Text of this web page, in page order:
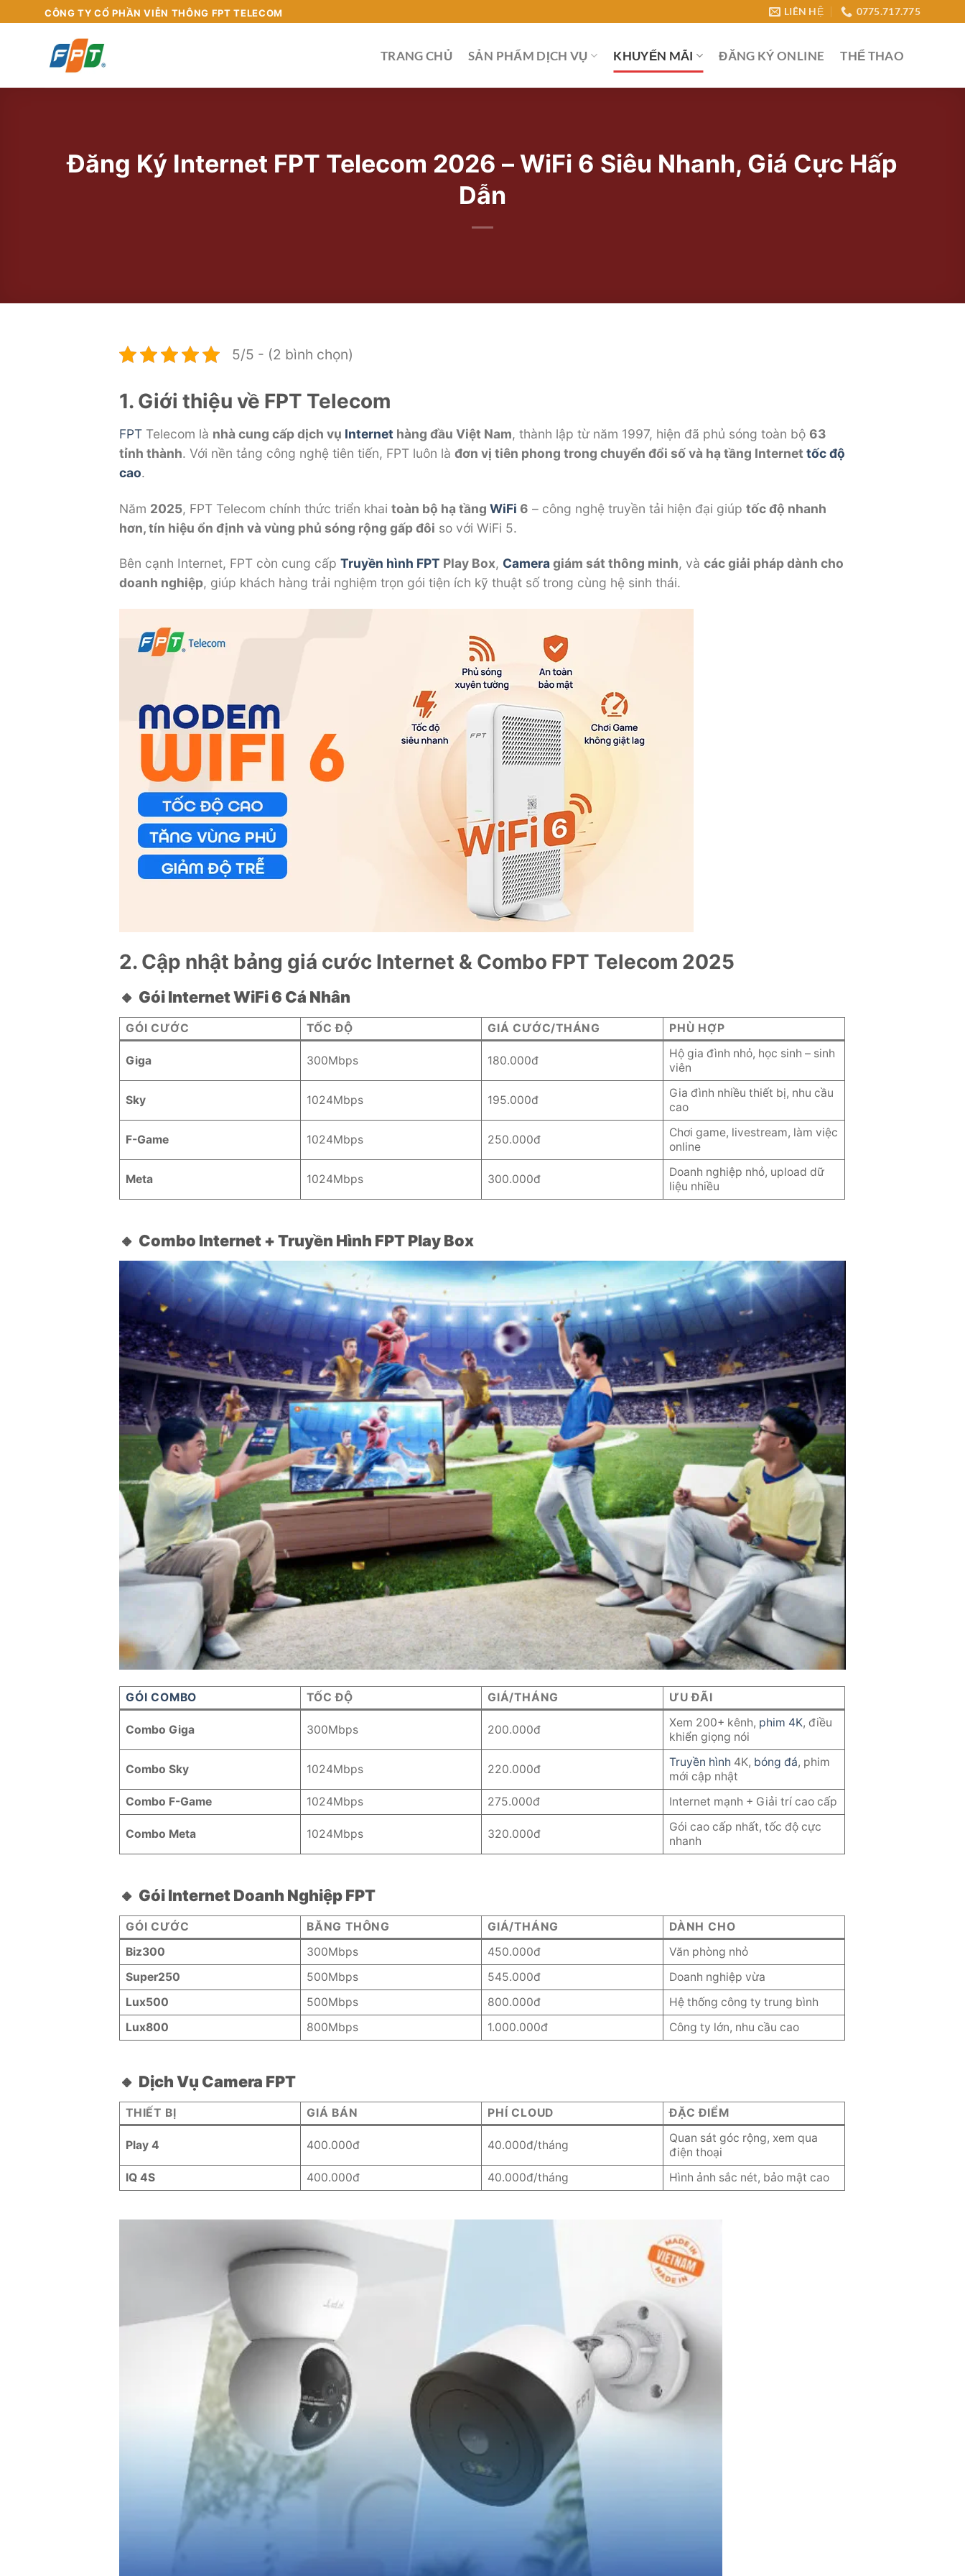
CÔNG TY CỔ PHẦN VIỄN THÔNG FPT TELECOM LIÊN HỆ 0775.717.775
TRANG CHỦ SẢN PHẨM DỊCH VỤ KHUYẾN MÃI ĐĂNG KÝ ONLINE THỂ THAO
Đăng Ký Internet FPT Telecom 2026 – WiFi 6 Siêu Nhanh, Giá Cực Hấp
Dẫn
5/5 - (2 bình chọn)
1. Giới thiệu về FPT Telecom
FPT Telecom là nhà cung cấp dịch vụ Internet hàng đầu Việt Nam, thành lập từ năm 1997, hiện đã phủ sóng toàn bộ 63
tỉnh thành. Với nền tảng công nghệ tiên tiến, FPT luôn làđơn vị tiên phong trong chuyển đổi số và hạ tầng Internettốc độ
cao.
Năm 2025, FPT Telecom chính thức triển khaitoàn bộ hạ tầngWiFi 6 – công nghệ truyền tải hiện đại giúptốc độ nhanh
hơn, tín hiệu ổn định và vùng phủ sóng rộng gấp đôi so với WiFi 5.
Bên cạnh Internet, FPT còn cung cấpTruyền hình FPT Play Box, Cameragiám sát thông minh, vàcác giải pháp dành cho
doanh nghiệp, giúp khách hàng trải nghiệm trọn gói tiện ích kỹ thuật số trong cùng hệ sinh thái.
2. Cập nhật bảng giá cước Internet & Combo FPT Telecom 2025
🔸 Gói Internet WiFi 6 Cá Nhân
GÓI CƯỚC TỐC ĐỘ GIÁ CƯỚC/THÁNG PHÙ HỢP
Giga 300Mbps 180.000đ
Hộ gia đình nhỏ, học sinh – sinh
viên
Sky 1024Mbps 195.000đ
Gia đình nhiều thiết bị, nhu cầu
cao
F-Game 1024Mbps 250.000đ
Chơi game, livestream, làm việc
online
Meta 1024Mbps 300.000đ
Doanh nghiệp nhỏ, upload dữ
liệu nhiều
🔸 Combo Internet + Truyền Hình FPT Play Box
GÓI COMBO TỐC ĐỘ GIÁ/THÁNG ƯU ĐÃI
Combo Giga 300Mbps 200.000đ
Xem 200+ kênh, phim 4K, điều
khiển giọng nói
Combo Sky 1024Mbps 220.000đ
Truyền hình 4K, bóng đá, phim
mới cập nhật
Combo F-Game
1024Mbps 275.000đ Internet mạnh + Giải trí cao cấp
Combo Meta 1024Mbps 320.000đ
Gói cao cấp nhất, tốc độ cực
nhanh
🔸 Gói Internet Doanh Nghiệp FPT
GÓI CƯỚC BĂNG THÔNG GIÁ/THÁNG
DÀNH CHO
Biz300
300Mbps 450.000đ
Văn phòng nhỏ
Super250
500Mbps 545.000đ
Doanh nghiệp vừa
Lux500
500Mbps 800.000đ
Hệ thống công ty trung bình
Lux800
800Mbps 1.000.000đ Công ty lớn, nhu cầu cao
🔸 Dịch Vụ Camera FPT
THIẾT BỊ GIÁ BÁN PHÍ CLOUD ĐẶC ĐIỂM
Play 4 400.000đ 40.000đ/tháng
Quan sát góc rộng, xem qua
điện thoại
IQ 4S
400.000đ 40.000đ/tháng Hình ảnh sắc nét, bảo mật cao